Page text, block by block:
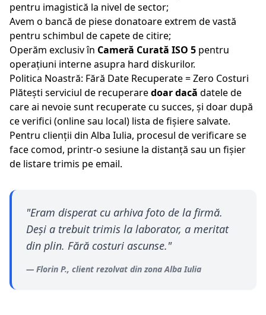
pentru imagistică la nivel de sector;
Avem o bancă de piese donatoare extrem de vastă
pentru schimbul de capete de citire;
Operăm exclusiv în Cameră Curată ISO 5 pentru
operațiuni interne asupra hard diskurilor.
Politica Noastră: Fără Date Recuperate = Zero Costuri
Plătești serviciul de recuperaredoar dacă datele de
care ai nevoie sunt recuperate cu succes, și doar după
ce verifici (online sau local) lista de fișiere salvate.
Pentru clienții din Alba Iulia, procesul de verificare se
face comod, printr-o sesiune la distanță sau un fișier
de listare trimis pe email.
"Eram disperat cu arhiva foto de la firmă.
Deși a trebuit trimis la laborator, a meritat
din plin. Fără costuri ascunse."
— Florin P., client rezolvat din zonaAlba Iulia